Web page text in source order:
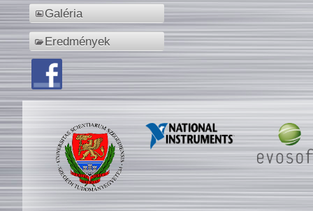
Galéria
Eredmények